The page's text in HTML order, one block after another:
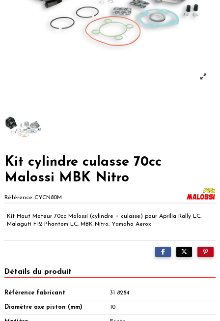
Kit cylindre culasse 70cc
Malossi MBK Nitro
Référence CYCN80M
Kit Haut Moteur 70cc Malossi (cylindre + culasse) pour Aprilia Rally LC,
Malaguti F12 Phantom LC, MBK Nitro, Yamaha Aerox
Détails du produit
Référence fabricant 31 8284
Diamètre axe piston (mm) 10